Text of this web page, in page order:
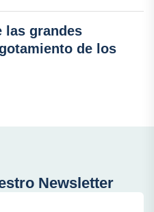
las grandes
de los
Newsletter